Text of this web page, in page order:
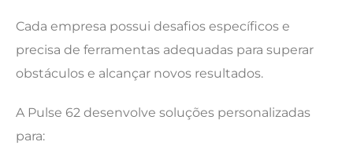
Cada empresa possui desafios específicos e
precisa de ferramentas adequadas para superar
obstáculos e alcançar novos resultados.
A Pulse 62 desenvolve soluções personalizadas
para: